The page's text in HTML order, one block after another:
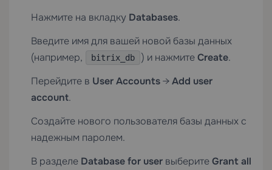
Нажмите на вкладку Databases.
Введите имя для вашей новой базы данных
(например,
bitrix_db ) и нажмитеCreate.
Перейдите в User Accounts→Add user
account.
Создайте нового пользователя базы данных с
надежным паролем.
В разделе Database for user выберитеGrant all